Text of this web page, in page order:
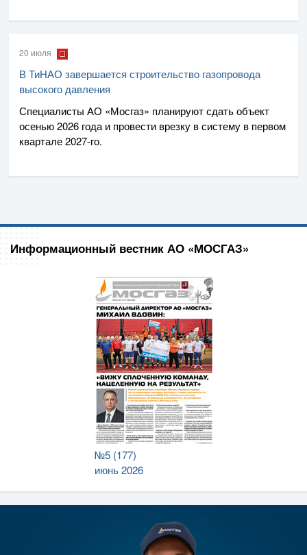
20 июля
В ТиНАО завершается строительство газопровода
высокого давления
Специалисты АО «Мосгаз» планируют сдать объект
осенью 2026 года и провести врезку в систему в первом
квартале2027-го.
Информационный вестник АО «МОСГАЗ»
№5 (177)
июнь 2026